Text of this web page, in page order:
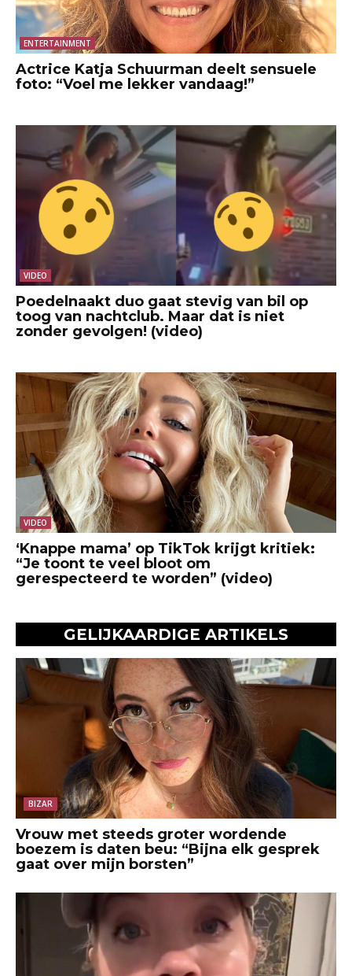
ENTERTAINMENT
Actrice Katja Schuurman deelt sensuele
foto: “Voel me lekker vandaag!”
VIDEO
Poedelnaakt duo gaat stevig van bil op
toog van nachtclub. Maar dat is niet
zonder gevolgen! (video)
VIDEO
‘Knappe mama’ op TikTok krijgt kritiek:
“Je toont te veel bloot om
gerespecteerd te worden” (video)
GELIJKAARDIGE ARTIKELS
BIZAR
Vrouw met steeds groter wordende
boezem is daten beu: “Bijna elk gesprek
gaat over mijn borsten”